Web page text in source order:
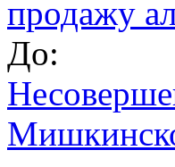
продажу
До: